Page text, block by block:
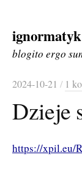
Skip
to
ignormatyk
blogito ergo
2024-10-21 / 1
Dzieje
https://xpil.eu/